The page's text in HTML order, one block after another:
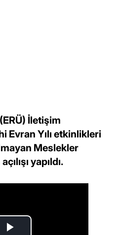
İletişim
Evran Yılı etkinlikleri
Meslekler
yapıldı.